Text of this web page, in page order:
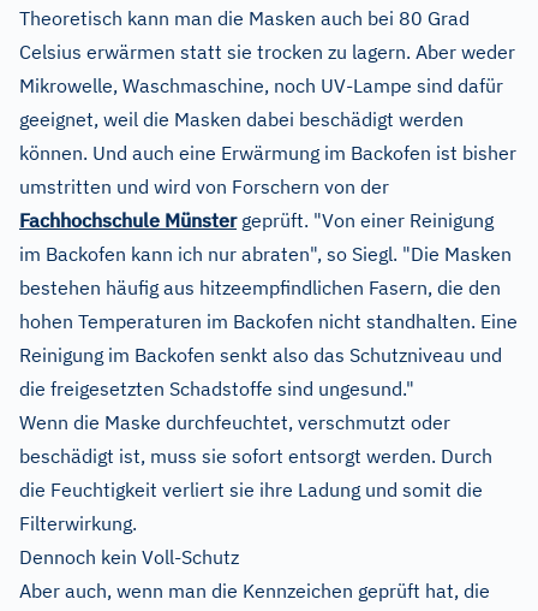
Theoretisch kann man die Masken auch bei 80 Grad
Celsius erwärmen statt sie trocken zu lagern. Aber weder
Mikrowelle, Waschmaschine, noch UV-Lampe sind dafür
geeignet, weil die Masken dabei beschädigt werden
können. Und auch eine Erwärmung im Backofen ist bisher
umstritten und wird von Forschern von der
Fachhochschule Münstergeprüft. "Von einer Reinigung
im Backofen kann ich nur abraten", so Siegl. "Die Masken
bestehen häufig aus hitzeempfindlichen Fasern, die den
hohen Temperaturen im Backofen nicht standhalten. Eine
Reinigung im Backofen senkt also das Schutzniveau und
die freigesetzten Schadstoffe sind ungesund."
Wenn die Maske durchfeuchtet, verschmutzt oder
beschädigt ist, muss sie sofort entsorgt werden. Durch
die Feuchtigkeit verliert sie ihre Ladung und somit die
Filterwirkung.
Dennoch kein Voll-Schutz
Aber auch, wenn man die Kennzeichen geprüft hat, die